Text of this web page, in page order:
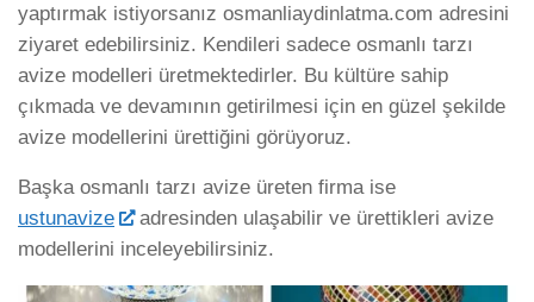
yaptırmak istiyorsanız osmanliaydinlatma.com adresini
ziyaret edebilirsiniz. Kendileri sadece osmanlı tarzı
avize modelleri üretmektedirler. Bu kültüre sahip
çıkmada ve devamının getirilmesi için en güzel şekilde
avize modellerini ürettiğini görüyoruz.
Başka osmanlı tarzı avize üreten firma ise
ustunavize
adresinden ulaşabilir ve ürettikleri avize
modellerini inceleyebilirsiniz.